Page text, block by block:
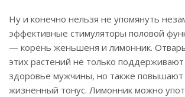
Ну и конечно нельзя не упомянуть
эффективные стимуляторы половой
— корень женьшеня и лимонник.
этих растений не только поддерживают
здоровье мужчины, но также повышают
жизненный тонус. Лимонник можно